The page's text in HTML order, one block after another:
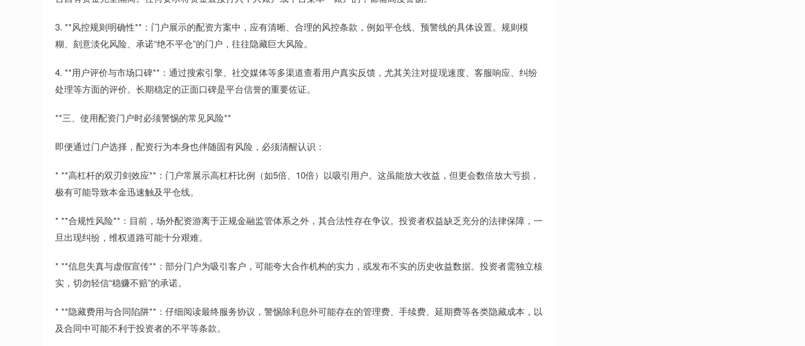
3. **风控规则明确性**：门户展示的配资方案中，应有清晰、合理的风控条款，例如平仓线、预警线的具体设置。规则模
糊、刻意淡化风险、承诺“绝不平仓”的门户，往往隐藏巨大风险。
4. **用户评价与市场口碑**：通过搜索引擎、社交媒体等多渠道查看用户真实反馈，尤其关注对提现速度、客服响应、纠纷
处理等方面的评价。长期稳定的正面口碑是平台信誉的重要佐证。
**三、使用配资门户时必须警惕的常见风险**
即便通过门户选择，配资行为本身也伴随固有风险，必须清醒认识：
* **高杠杆的双刃剑效应**：门户常展示高杠杆比例（如5倍、10倍）以吸引用户。这虽能放大收益，但更会数倍放大亏损，
极有可能导致本金迅速触及平仓线。
* **合规性风险**：目前，场外配资游离于正规金融监管体系之外，其合法性存在争议。投资者权益缺乏充分的法律保障，一
旦出现纠纷，维权道路可能十分艰难。
* **信息失真与虚假宣传**：部分门户为吸引客户，可能夸大合作机构的实力，或发布不实的历史收益数据。投资者需独立核
实，切勿轻信“稳赚不赔”的承诺。
* **隐藏费用与合同陷阱**：仔细阅读最终服务协议，警惕除利息外可能存在的管理费、手续费、延期费等各类隐藏成本，以
及合同中可能不利于投资者的不平等条款。